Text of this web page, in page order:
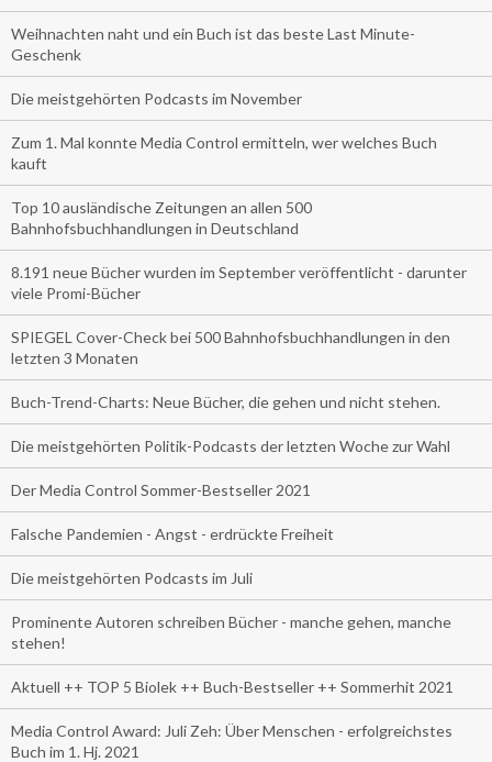
Weihnachten naht und ein Buch ist das beste Last Minute-
Geschenk
Die meistgehörten Podcasts im November
Zum 1. Mal konnte Media Control ermitteln, wer welches Buch
kauft
Top 10 ausländische Zeitungen an allen 500
Bahnhofsbuchhandlungen in Deutschland
8.191 neue Bücher wurden im September veröffentlicht - darunter
viele Promi-Bücher
SPIEGEL Cover-Check bei 500 Bahnhofsbuchhandlungen in den
letzten 3 Monaten
Buch-Trend-Charts: Neue Bücher, die gehen und nicht stehen.
Die meistgehörten Politik-Podcasts der letzten Woche zur Wahl
Der Media Control Sommer-Bestseller 2021
Falsche Pandemien - Angst - erdrückte Freiheit
Die meistgehörten Podcasts im Juli
Prominente Autoren schreiben Bücher - manche gehen, manche
stehen!
Aktuell ++ TOP 5 Biolek ++ Buch-Bestseller ++ Sommerhit 2021
Media Control Award: Juli Zeh: Über Menschen - erfolgreichstes
Buch im 1. Hj. 2021